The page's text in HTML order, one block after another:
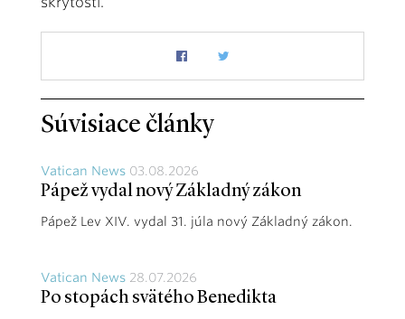
Súvisiace články
Vatican News 03.08.2026
Pápež vydal nový Základný zákon
Pápež Lev XIV. vydal 31. júla nový Základný zákon.
Vatican News 28.07.2026
Po stopách svätého Benedikta